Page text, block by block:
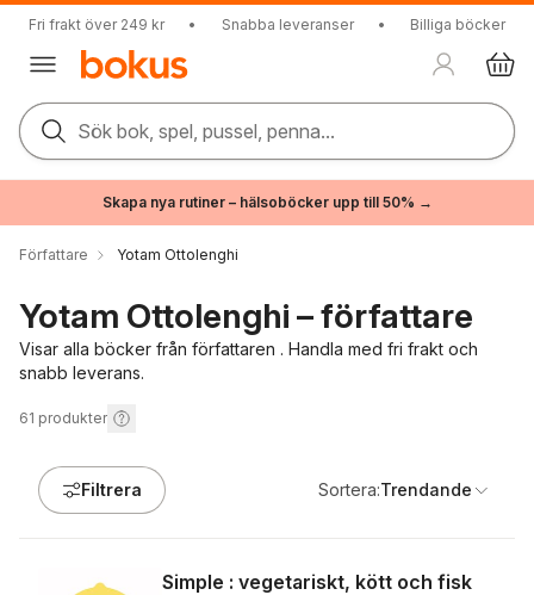
Fri frakt över 249 kr • Snabba leveranser • Billiga böcker
Sök bok, spel, pussel, penna...
Skapa nya rutiner – hälsoböcker upp till 50% →
Författare Yotam Ottolenghi
Yotam Ottolenghi – författare
Visar alla böcker från författaren . Handla med fri frakt och
snabb leverans.
61 produkter
Filtrera Sortera:Trendande
Simple : vegetariskt, kött och fisk